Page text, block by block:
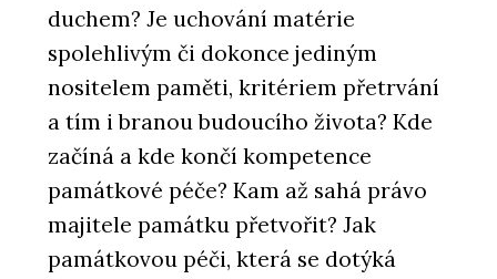
duchem? Je uchování matérie
spolehlivým či dokonce jediným
nositelem paměti, kritériem přetrvání
a tím i branou budoucího života? Kde
začíná a kde končí kompetence
památkové péče? Kam až sahá právo
majitele památku přetvořit? Jak
památkovou péči, která se dotýká